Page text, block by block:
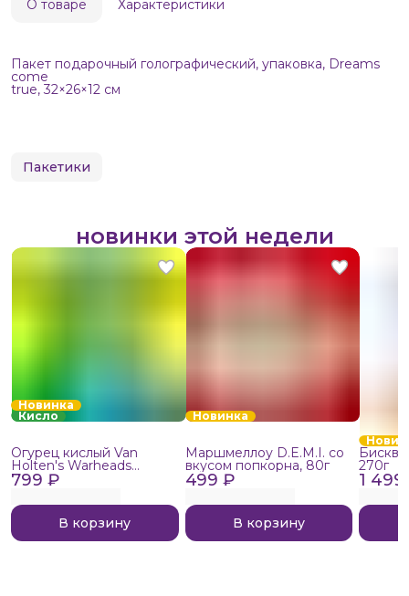
О товаре Характеристики
Пакет подарочный голографический, упаковка, Dreams
come
true, 32×26×12 см
Пакетики
новинки этой недели
Новинка
Кисло
799 ₽
Огурец кислый Van
Holten's Warheads
Extreme Sour, 140г
В корзину
Новинка
499 ₽
Маршмеллоу D.E.M.I. со
вкусом попкорна, 80г
В корзину
1
270г